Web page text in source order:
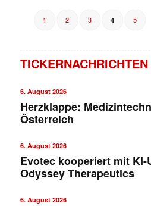
1 2 3 4 5
TICKERNACHRICHTEN
6. August 2026
Herzklappe:
Österreich
6. August 2026
Evotec kooperiert mit KI-
Odyssey Therapeutics
6. August 2026